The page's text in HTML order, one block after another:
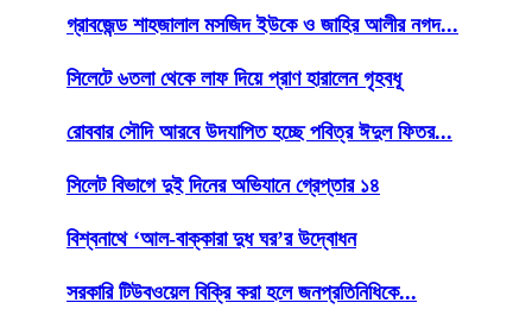
গ্রাবজেন্ড শাহজালাল মসজিদ ইউকে ও জাহির আলীর নগদ...
সিলেটে ৬তলা থেকে লাফ দিয়ে প্রাণ হারালেন গৃহবধূ
রোববার সৌদি আরবে উদযাপিত হচ্ছে পবিত্র ঈদুল ফিতর...
সিলেট বিভাগে দুই দিনের অভিযানে গ্রেপ্তার ১৪
বিশ্বনাথে ‘আল-বাক্কারা দুধ ঘর’র উদ্বোধন
সরকারি টিউবওয়েল বিক্রি করা হলে জনপ্রতিনিধিকে...